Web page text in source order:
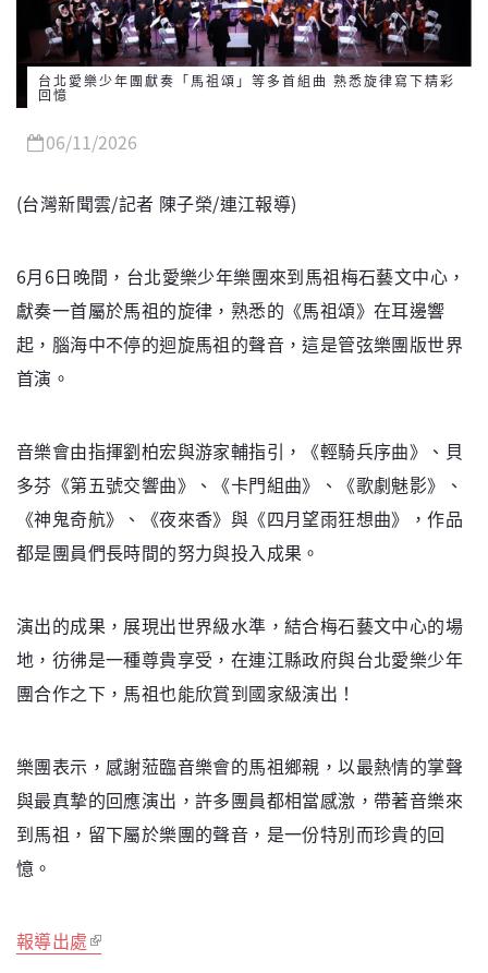
台北愛樂少年團獻奏「馬祖頌」等多首組曲 熟悉旋律寫下精彩
回憶
06/11/2026
(台灣新聞雲/記者 陳子榮/連江報導)
6月6日晚間，台北愛樂少年樂團來到馬祖梅石藝文中心，
獻奏一首屬於馬祖的旋律，熟悉的《馬祖頌》在耳邊響
起，腦海中不停的迴旋馬祖的聲音，這是管弦樂團版世界
首演。
音樂會由指揮劉柏宏與游家輔指引，《輕騎兵序曲》、貝
多芬《第五號交響曲》、《卡門組曲》、《歌劇魅影》、
《神鬼奇航》、《夜來香》與《四月望雨狂想曲》，作品
都是團員們長時間的努力與投入成果。
演出的成果，展現出世界級水準，結合梅石藝文中心的場
地，彷彿是一種尊貴享受，在連江縣政府與台北愛樂少年
團合作之下，馬祖也能欣賞到國家級演出！
樂團表示，感謝蒞臨音樂會的馬祖鄉親，以最熱情的掌聲
與最真摯的回應演出，許多團員都相當感激，帶著音樂來
到馬祖，留下屬於樂團的聲音，是一份特別而珍貴的回
憶。
報導出處